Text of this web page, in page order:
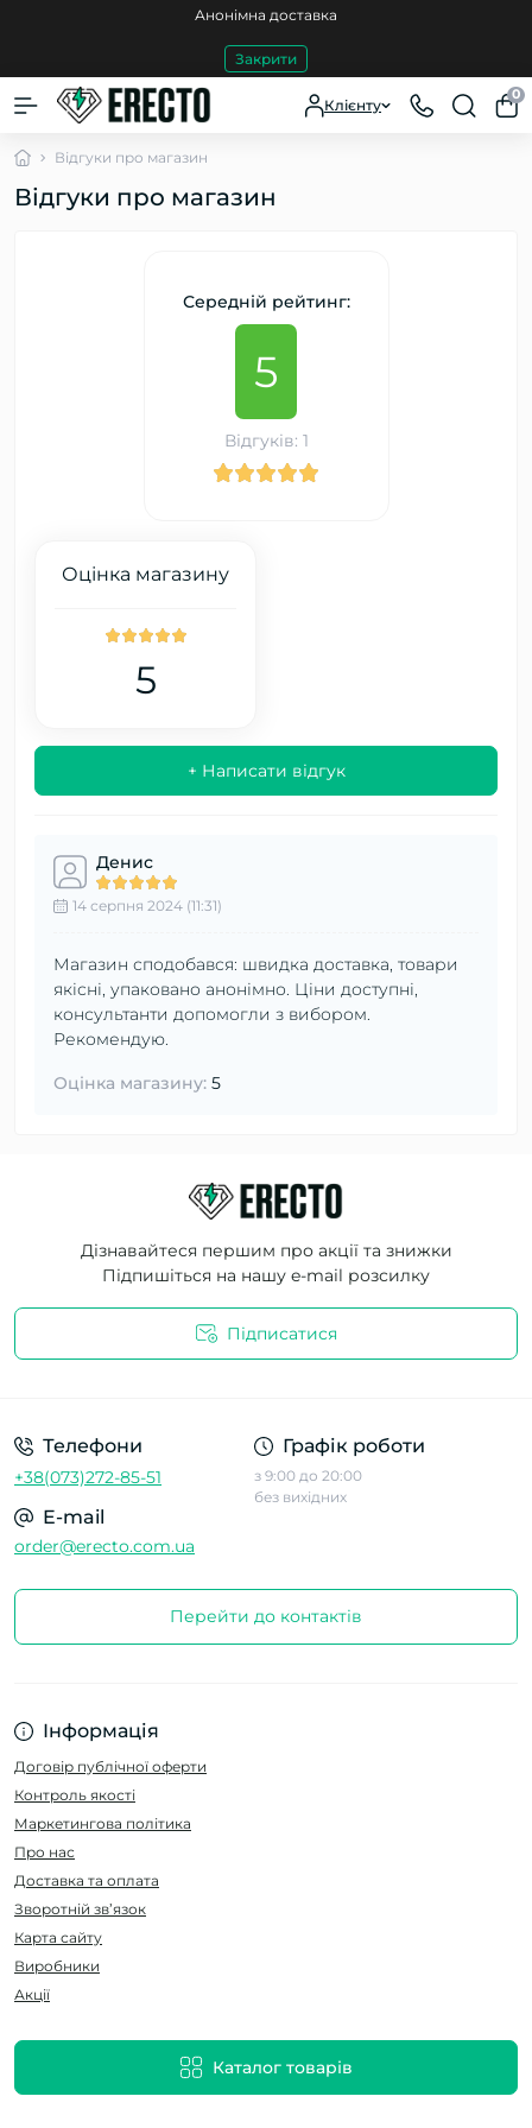
Анонімна доставка
Закрити
Клієнту
0
Відгуки про магазин
Відгуки про магазин
Середній рейтинг:
5
Відгуків: 1
+ Написати відгук
Оцінка магазину
5
Денис
14 серпня 2024 (11:31)
Магазин сподобався: швидка доставка, товари
якісні, упаковано анонімно. Ціни доступні,
консультанти допомогли з вибором.
Рекомендую.
Оцінка магазину: 5
Дізнавайтеся першим про акції та знижки
Підпишіться на нашу e-mail розсилку
Підписатися
Телефони
+38(073)272-85-51
Графік роботи
з 9:00 до 20:00
без вихідних
E-mail
order@erecto.com.ua
Перейти до контактів
Інформація
Договір публічної оферти
Контроль якості
Маркетингова політика
Про нас
Доставка та оплата
Зворотній зв’язок
Карта сайту
Виробники
Акції
Каталог товарів